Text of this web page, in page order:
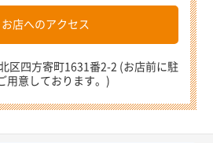
お店へのアクセス
区四方寄町1631番2-2 (お店前に駐
用意しております。)